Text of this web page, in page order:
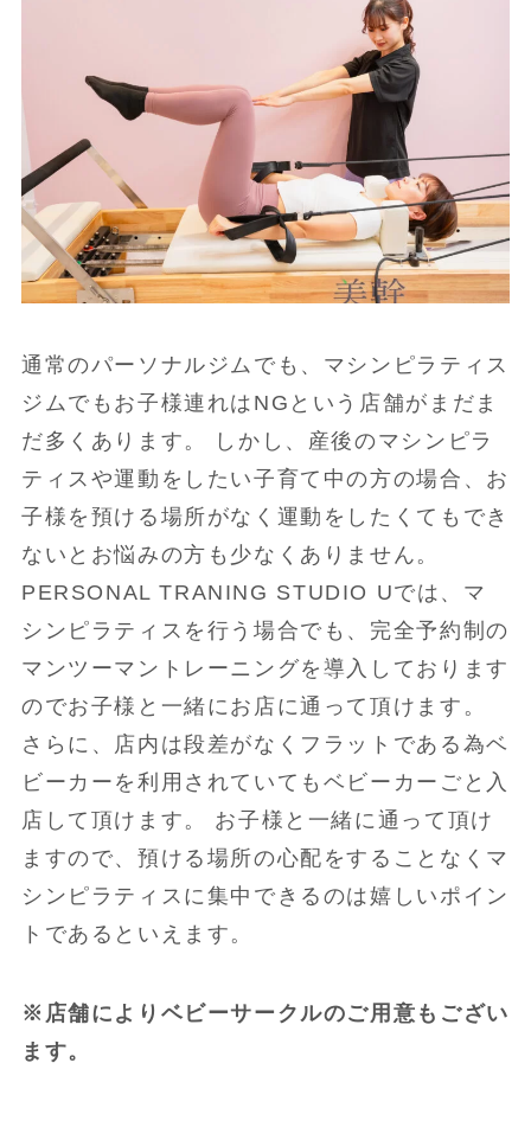
通常のパーソナルジムでも、マシンピラティス
ジムでもお子様連れはNGという店舗がまだま
だ多くあります。 しかし、産後のマシンピラ
ティスや運動をしたい子育て中の方の場合、お
子様を預ける場所がなく運動をしたくてもでき
ないとお悩みの方も少なくありません。
PERSONAL TRANING STUDIO Uでは、マ
シンピラティスを行う場合でも、完全予約制の
マンツーマントレーニングを導入しております
のでお子様と一緒にお店に通って頂けます。
さらに、店内は段差がなくフラットである為ベ
ビーカーを利用されていてもベビーカーごと入
店して頂けます。 お子様と一緒に通って頂け
ますので、預ける場所の心配をすることなくマ
シンピラティスに集中できるのは嬉しいポイン
トであるといえます。
※店舗によりベビーサークルのご用意もござい
ます。